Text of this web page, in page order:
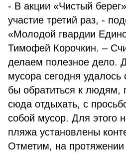
- В акции «Чистый
участие третий раз, -
«Молодой гвардии
Тимофей Корочкин. –
делаем полезное дело.
мусора сегодня удалось
бы обратиться к
сюда отдыхать, с
собой мусор. Для этого
пляжа установлены
Отметим, на протяжении